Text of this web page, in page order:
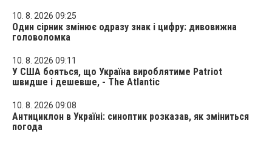
10. 8. 2026 09:25
Один сірник змінює одразу знак і цифру: дивовижна
головоломка
10. 8. 2026 09:11
У США бояться, що Україна вироблятиме Patriot
швидше і дешевше, - The Atlantic
10. 8. 2026 09:08
Антициклон в Україні: синоптик розказав, як зміниться
погода